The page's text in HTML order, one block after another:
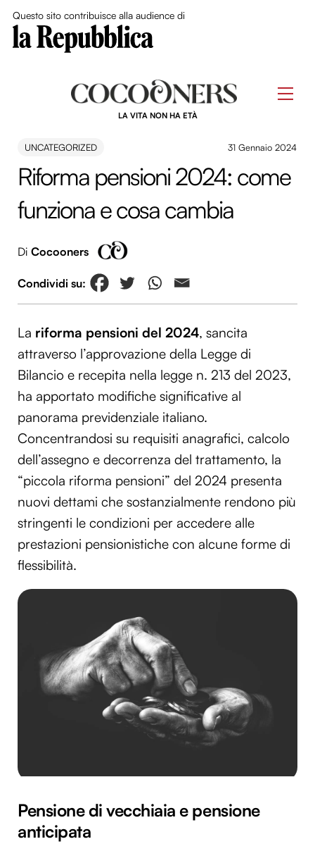
Questo sito contribuisce alla audience di
LA VITA NON HA ETÀ
UNCATEGORIZED 31 Gennaio 2024
Riforma pensioni 2024: come
funziona e cosa cambia
Di Cocooners
La riforma pensioni del 2024, sancita
attraverso l’approvazione della Legge di
Bilancio e recepita nella legge n. 213 del 2023,
ha apportato modifiche significative al
panorama previdenziale italiano.
Concentrandosi su requisiti anagrafici, calcolo
dell’assegno e decorrenza del trattamento, la
“piccola riforma pensioni” del 2024 presenta
nuovi dettami che sostanzialmente rendono più
stringenti le condizioni per accedere alle
prestazioni pensionistiche con alcune forme di
flessibilità.
Pensione di vecchiaia e pensione
anticipata